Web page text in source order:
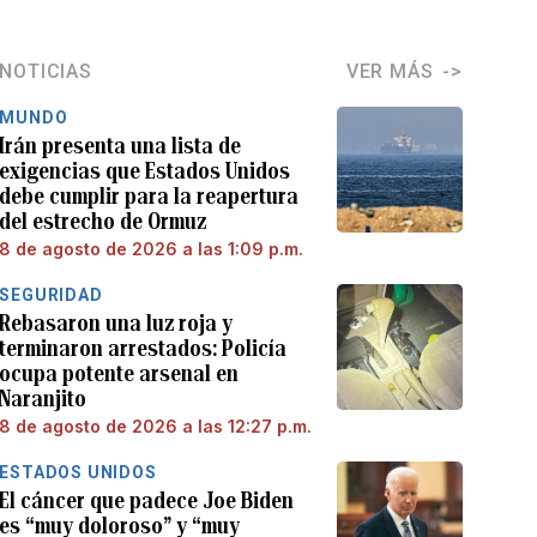
NOTICIAS VER MÁS
MUNDO
Irán presenta una lista de
exigencias que Estados Unidos
debe cumplir para la reapertura
del estrecho de Ormuz
8 de agosto de 2026 a las 1:09 p.m.
SEGURIDAD
Rebasaron una luz roja y
terminaron arrestados: Policía
ocupa potente arsenal en
Naranjito
8 de agosto de 2026 a las 12:27 p.m.
ESTADOS UNIDOS
El cáncer que padece Joe Biden
es “muy doloroso” y “muy